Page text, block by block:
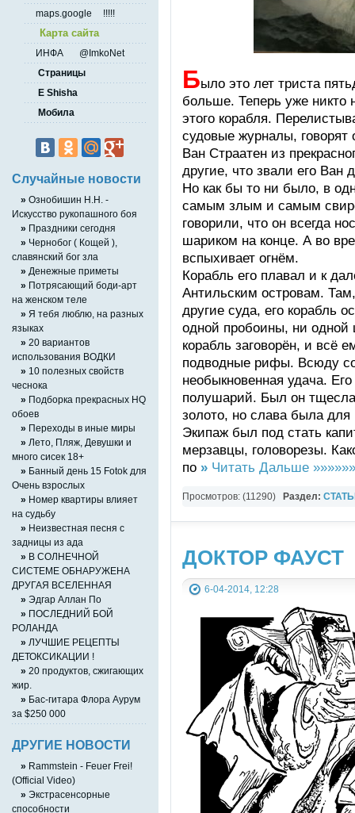
Было это лет триста
больше. Теперь уже никто
этого корабля.
судовые журналы, говорят
Ван Страатен из
другие, что звали его Ван
Но как бы то ни было, в
самым злым и самым
говорили, что он всегда
шариком на конце. А во
вспыхивает огнём.
Корабль его плавал и к
Антильским островам.
другие суда, его корабль
одной пробоины, ни
корабль заговорён, и всё
подводные рифы. Всюду
необыкновенная удача.
полушарий. Был он
золото, но слава была для
Экипаж был под стать
мерзавцы, головорезы.
по » Читать Дальше
Просмотров: (11290) Раздел:
ДОКТОР ФАУСТ
6-04-2014, 12:28
maps.google
!!!!!
Карта сайта
ИНФА
@ImkoNet
Страницы
E Shisha
Мобила
Случайные новости
» Ознобишин Н.Н. -
Искусство рукопашного боя
» Праздники сегодня
» Чернобог ( Кощей ),
славянский бог зла
» Денежные приметы
» Потрясающий боди-арт
на женском теле
» Я тебя люблю, на разных
языках
» 20 вариантов
использования ВОДКИ
» 10 полезных свойств
чеснока
» Подборка прекрасных HQ
обоев
» Переходы в иные миры
» Лето, Пляж, Девушки и
много сисек 18+
» Банный день 15 Fotok для
Очень взрослых
» Номер квартиры влияет
на судьбу
» Неизвестная песня с
задницы из ада
» В СОЛНЕЧНОЙ
СИСТЕМЕ ОБНАРУЖЕНА
ДРУГАЯ ВСЕЛЕННАЯ
» Эдгар Аллан По
» ПОСЛЕДНИЙ БОЙ
РОЛАНДА
» ЛУЧШИЕ РЕЦЕПТЫ
ДЕТОКСИКАЦИИ !
» 20 продуктов, сжигающих
жир.
» Бас-гитара Флора Аурум
за $250 000
ДРУГИЕ НОВОСТИ
» Rammstein - Feuer Frei!
(Official Video)
» Экстрасенсорные
способности